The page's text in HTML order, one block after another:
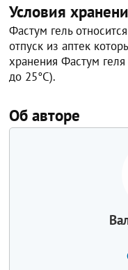
Условия
Фастум гель
отпуск из аптек
хранения Фастум
до 25°С).
Об авторе